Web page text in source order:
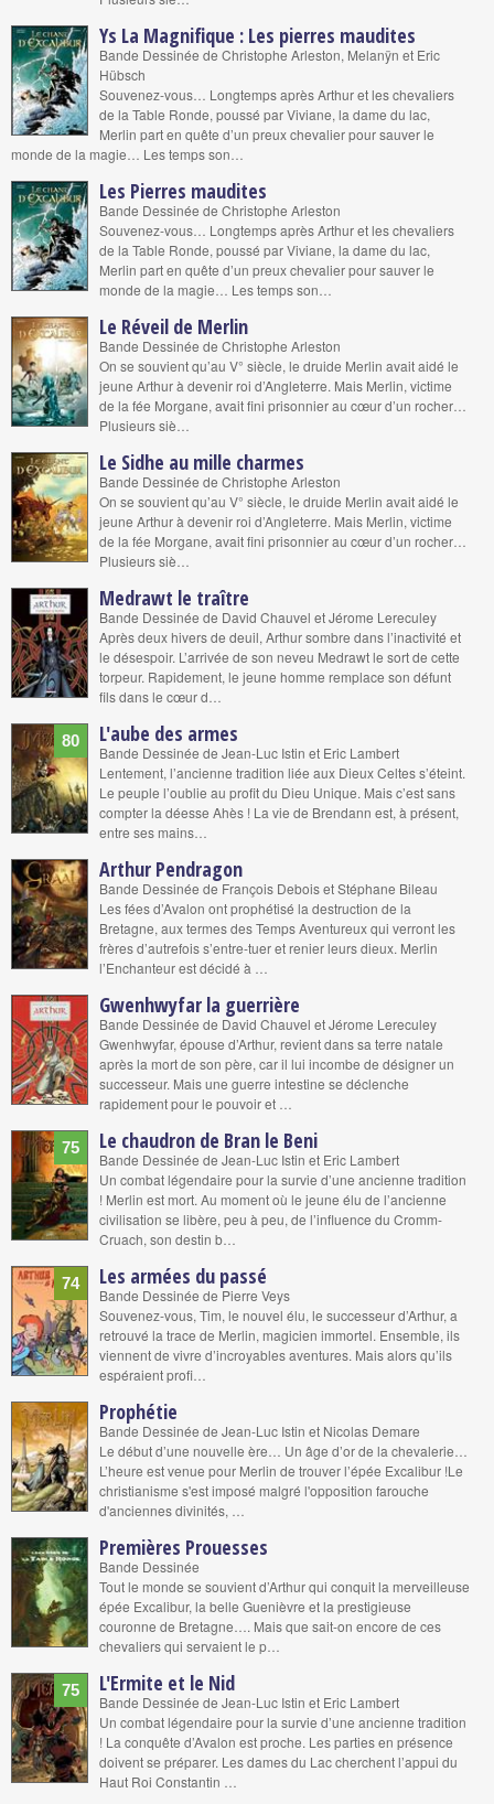
Ys La Magnifique : Les pierres maudites
Bande Dessinée de Christophe Arleston, Melanÿn et Eric
Hübsch
Souvenez-vous… Longtemps après Arthur et les chevaliers
de la Table Ronde, poussé par Viviane, la dame du lac,
Merlin part en quête d’un preux chevalier pour sauver le
monde de la magie… Les temps son…
Les Pierres maudites
Bande Dessinée de Christophe Arleston
Souvenez-vous… Longtemps après Arthur et les chevaliers
de la Table Ronde, poussé par Viviane, la dame du lac,
Merlin part en quête d’un preux chevalier pour sauver le
monde de la magie… Les temps son…
Le Réveil de Merlin
Bande Dessinée de Christophe Arleston
On se souvient qu’au V° siècle, le druide Merlin avait aidé le
jeune Arthur à devenir roi d’Angleterre. Mais Merlin, victime
de la fée Morgane, avait fini prisonnier au cœur d’un rocher…
Plusieurs siè…
Le Sidhe au mille charmes
Bande Dessinée de Christophe Arleston
On se souvient qu’au V° siècle, le druide Merlin avait aidé le
jeune Arthur à devenir roi d’Angleterre. Mais Merlin, victime
de la fée Morgane, avait fini prisonnier au cœur d’un rocher…
Plusieurs siè…
Medrawt le traître
Bande Dessinée de David Chauvel et Jérome Lereculey
Après deux hivers de deuil, Arthur sombre dans l’inactivité et
le désespoir. L’arrivée de son neveu Medrawt le sort de cette
torpeur. Rapidement, le jeune homme remplace son défunt
fils dans le cœur d…
80 L'aube des armes
Bande Dessinée de Jean-Luc Istin et Eric Lambert
Lentement, l’ancienne tradition liée aux Dieux Celtes s’éteint.
Le peuple l’oublie au profit du Dieu Unique. Mais c’est sans
compter la déesse Ahès ! La vie de Brendann est, à présent,
entre ses mains…
Arthur Pendragon
Bande Dessinée de François Debois et Stéphane Bileau
Les fées d’Avalon ont prophétisé la destruction de la
Bretagne, aux termes des Temps Aventureux qui verront les
frères d’autrefois s’entre-tuer et renier leurs dieux. Merlin
l’Enchanteur est décidé à …
Gwenhwyfar la guerrière
Bande Dessinée de David Chauvel et Jérome Lereculey
Gwenhwyfar, épouse d’Arthur, revient dans sa terre natale
après la mort de son père, car il lui incombe de désigner un
successeur. Mais une guerre intestine se déclenche
rapidement pour le pouvoir et …
75 Le chaudron de Bran le Beni
Bande Dessinée de Jean-Luc Istin et Eric Lambert
Un combat légendaire pour la survie d’une ancienne tradition
! Merlin est mort. Au moment où le jeune élu de l’ancienne
civilisation se libère, peu à peu, de l’influence du Cromm-
Cruach, son destin b…
74 Les armées du passé
Bande Dessinée de Pierre Veys
Souvenez-vous, Tim, le nouvel élu, le successeur d’Arthur, a
retrouvé la trace de Merlin, magicien immortel. Ensemble, ils
viennent de vivre d’incroyables aventures. Mais alors qu’ils
espéraient profi…
Prophétie
Bande Dessinée de Jean-Luc Istin et Nicolas Demare
Le début d’une nouvelle ère… Un âge d’or de la chevalerie…
L’heure est venue pour Merlin de trouver l’épée Excalibur !Le
christianisme s'est imposé malgré l'opposition farouche
d'anciennes divinités, …
Premières Prouesses
Bande Dessinée
Tout le monde se souvient d’Arthur qui conquit la merveilleuse
épée Excalibur, la belle Guenièvre et la prestigieuse
couronne de Bretagne…. Mais que sait-on encore de ces
chevaliers qui servaient le p…
75 L'Ermite et le Nid
Bande Dessinée de Jean-Luc Istin et Eric Lambert
Un combat légendaire pour la survie d’une ancienne tradition
! La conquête d’Avalon est proche. Les parties en présence
doivent se préparer. Les dames du Lac cherchent l’appui du
Haut Roi Constantin …